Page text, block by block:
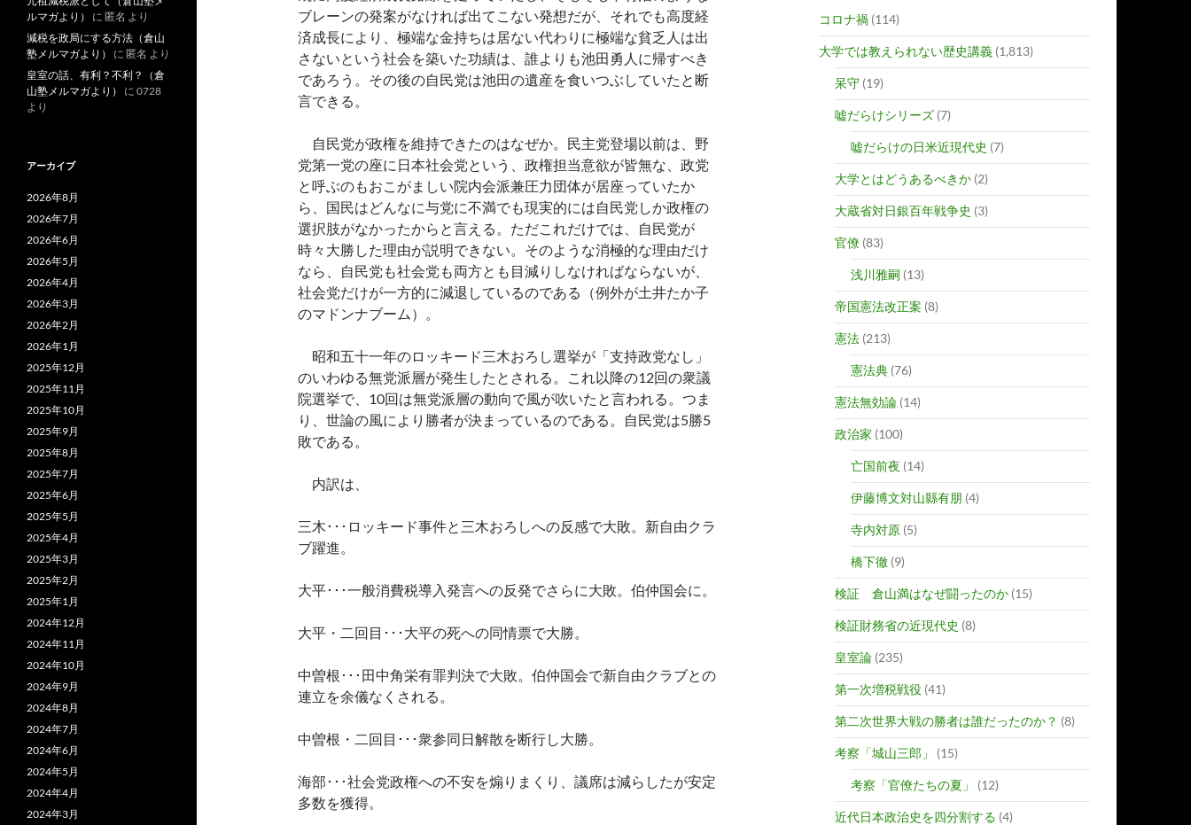
ブレーンの発案がなければ出てこない発想だが、それでも高度経
済成長により、極端な金持ちは居ない代わりに極端な貧乏人は出
さないという社会を築いた功績は、誰よりも池田勇人に帰すべき
であろう。その後の自民党は池田の遺産を食いつぶしていたと断
言できる。
自民党が政権を維持できたのはなぜか。民主党登場以前は、野
党第一党の座に日本社会党という、政権担当意欲が皆無な、政党
と呼ぶのもおこがましい院内会派兼圧力団体が居座っていたか
ら、国民はどんなに与党に不満でも現実的には自民党しか政権の
選択肢がなかったからと言える。ただこれだけでは、自民党が
時々大勝した理由が説明できない。そのような消極的な理由だけ
なら、自民党も社会党も両方とも目減りしなければならないが、
社会党だけが一方的に減退しているのである（例外が土井たか子
のマドンナブーム）。
昭和五十一年のロッキード三木おろし選挙が「支持政党なし」
のいわゆる無党派層が発生したとされる。これ以降の12回の衆議
院選挙で、10回は無党派層の動向で風が吹いたと言われる。つま
り、世論の風により勝者が決まっているのである。自民党は5勝5
敗である。
内訳は、
三木･･･ロッキード事件と三木おろしへの反感で大敗。新自由クラ
ブ躍進。
大平･･･一般消費税導入発言への反発でさらに大敗。伯仲国会に。
大平・二回目･･･大平の死への同情票で大勝。
中曽根･･･田中角栄有罪判決で大敗。伯仲国会で新自由クラブとの
連立を余儀なくされる。
中曽根・二回目･･･衆参同日解散を断行し大勝。
海部･･･社会党政権への不安を煽りまくり、議席は減らしたが安定
多数を獲得。
コロナ禍 (114)
大学では教えられない歴史講義 (1,813)
呆守 (19)
嘘だらけシリーズ (7)
嘘だらけの日米近現代史 (7)
大学とはどうあるべきか (2)
大蔵省対日銀百年戦争史 (3)
官僚 (83)
浅川雅嗣 (13)
帝国憲法改正案 (8)
憲法 (213)
憲法典 (76)
憲法無効論 (14)
政治家 (100)
亡国前夜 (14)
伊藤博文対山縣有朋 (4)
寺内対原 (5)
橋下徹 (9)
検証 倉山満はなぜ闘ったのか (15)
検証財務省の近現代史 (8)
皇室論 (235)
第一次増税戦役 (41)
第二次世界大戦の勝者は誰だったのか？ (8)
考察「城山三郎」 (15)
考察「官僚たちの夏」 (12)
近代日本政治史を四分割する (4)
ルマガより）
に 匿名 より
減税を政局にする方法（倉山
塾メルマガより）
に 匿名 より
皇室の話、有利？不利？（倉
山塾メルマガより）
に 0728
より
アーカイブ
2026年8月
2026年7月
2026年6月
2026年5月
2026年4月
2026年3月
2026年2月
2026年1月
2025年12月
2025年11月
2025年10月
2025年9月
2025年8月
2025年7月
2025年6月
2025年5月
2025年4月
2025年3月
2025年2月
2025年1月
2024年12月
2024年11月
2024年10月
2024年9月
2024年8月
2024年7月
2024年6月
2024年5月
2024年4月
2024年3月